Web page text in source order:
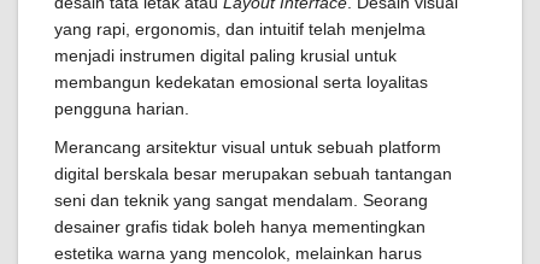
yang rapi, ergonomis, dan intuitif telah menjelma
menjadi instrumen digital paling krusial untuk
membangun kedekatan emosional serta loyalitas
pengguna harian.
Merancang arsitektur visual untuk sebuah platform
digital berskala besar merupakan sebuah tantangan
seni dan teknik yang sangat mendalam. Seorang
desainer grafis tidak boleh hanya mementingkan
estetika warna yang mencolok, melainkan harus